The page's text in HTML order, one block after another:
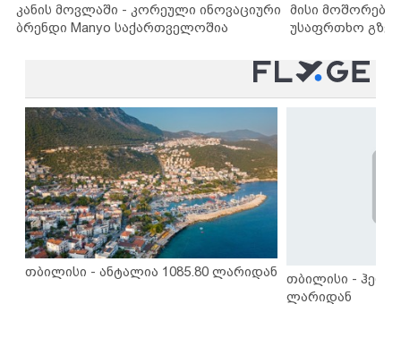
კანის მოვლაში - კორეული ინოვაციური
ბრენდი Manyo საქართველოშია
მისი
უსაფრთხო
თბილისი - ანტალია 1085.80 ლარიდან
თბილისი -
ლარიდან